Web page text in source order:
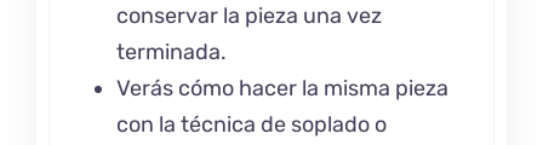
conservar la pieza una vez
terminada.
Verás cómo hacer la misma pieza
con la técnica de soplado o